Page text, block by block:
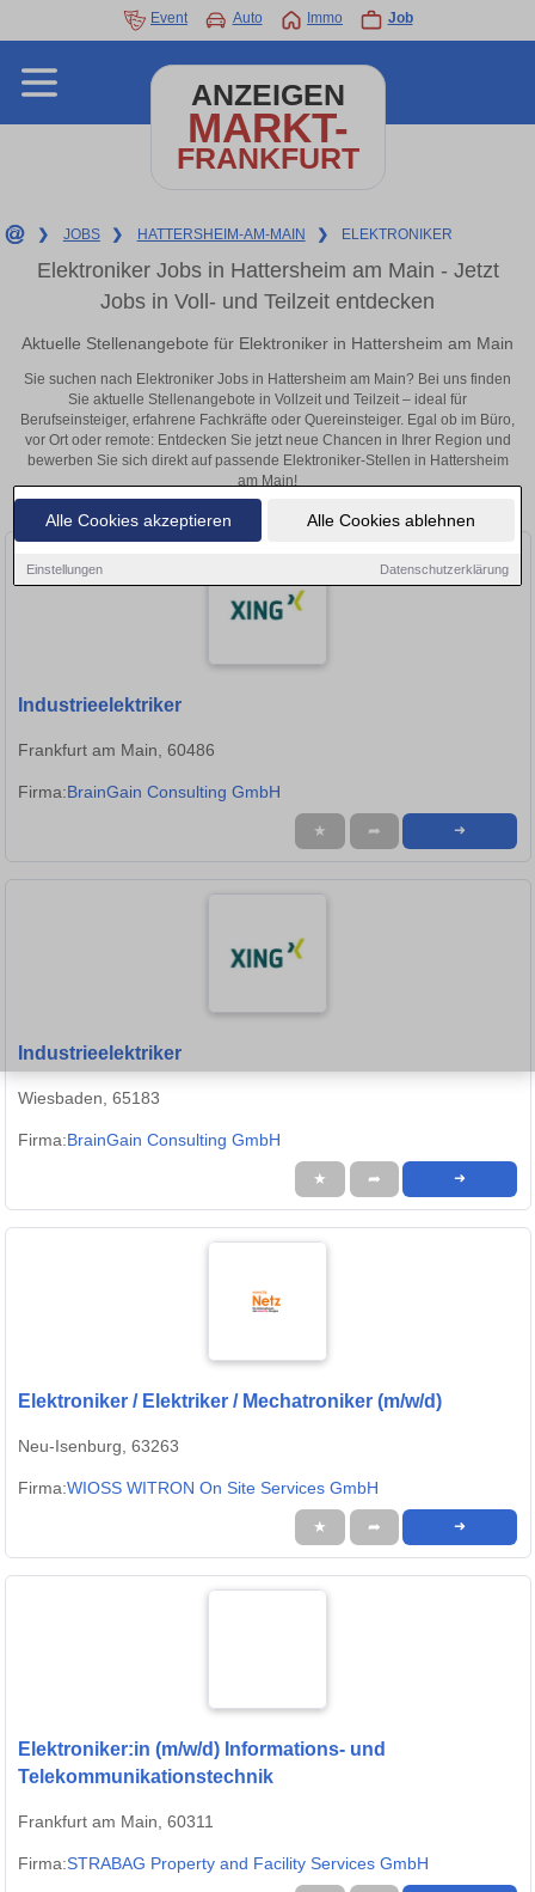
Alle Cookies akzeptieren Alle Cookies ablehnen
Einstellungen Datenschutzerklärung
Event Auto Immo Job
ANZEIGEN
MARKT-
FRANKFURT
❯ JOBS ❯ HATTERSHEIM-AM-MAIN ❯ ELEKTRONIKER
Elektroniker Jobs in Hattersheim am Main - Jetzt
Jobs in Voll- und Teilzeit entdecken
Aktuelle Stellenangebote für Elektroniker in Hattersheim am Main
Sie suchen nach Elektroniker Jobs in Hattersheim am Main? Bei uns finden
Sie aktuelle Stellenangebote in Vollzeit und Teilzeit – ideal für
Berufseinsteiger, erfahrene Fachkräfte oder Quereinsteiger. Egal ob im Büro,
vor Ort oder remote: Entdecken Sie jetzt neue Chancen in Ihrer Region und
bewerben Sie sich direkt auf passende Elektroniker-Stellen in Hattersheim
am Main!
Industrieelektriker
Frankfurt am Main, 60486
Firma:BrainGain Consulting GmbH
★ ➦ ➜
Industrieelektriker
Wiesbaden, 65183
Firma:BrainGain Consulting GmbH
★ ➦ ➜
Elektroniker / Elektriker / Mechatroniker (m/w/d)
Neu-Isenburg, 63263
Firma:WIOSS WITRON On Site Services GmbH
★ ➦ ➜
Elektroniker:in (m/w/d) Informations- und
Telekommunikationstechnik
Frankfurt am Main, 60311
Firma:STRABAG Property and Facility Services GmbH